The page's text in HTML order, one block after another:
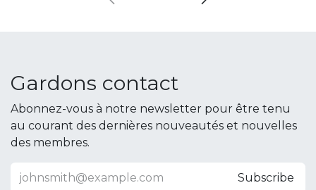
Gardons contact
Abonnez-vous à notre newsletter pour être tenu
au courant des dernières nouveautés et nouvelles
des membres.
Subscribe